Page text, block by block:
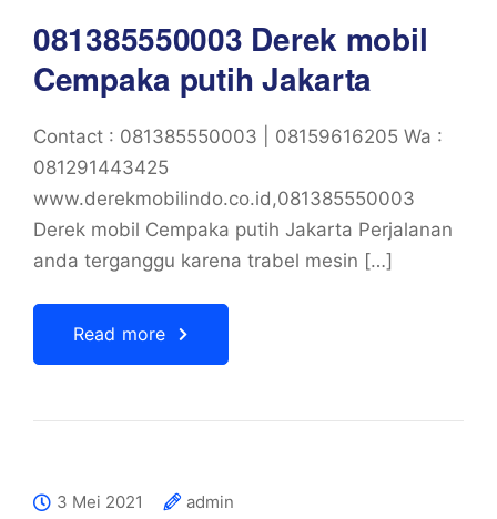
081385550003 Derek mobil
Cempaka putih Jakarta
Contact : 081385550003 | 08159616205 Wa :
081291443425
www.derekmobilindo.co.id,081385550003
Derek mobil Cempaka putih Jakarta Perjalanan
anda terganggu karena trabel mesin […]
Read more
3 Mei 2021
admin